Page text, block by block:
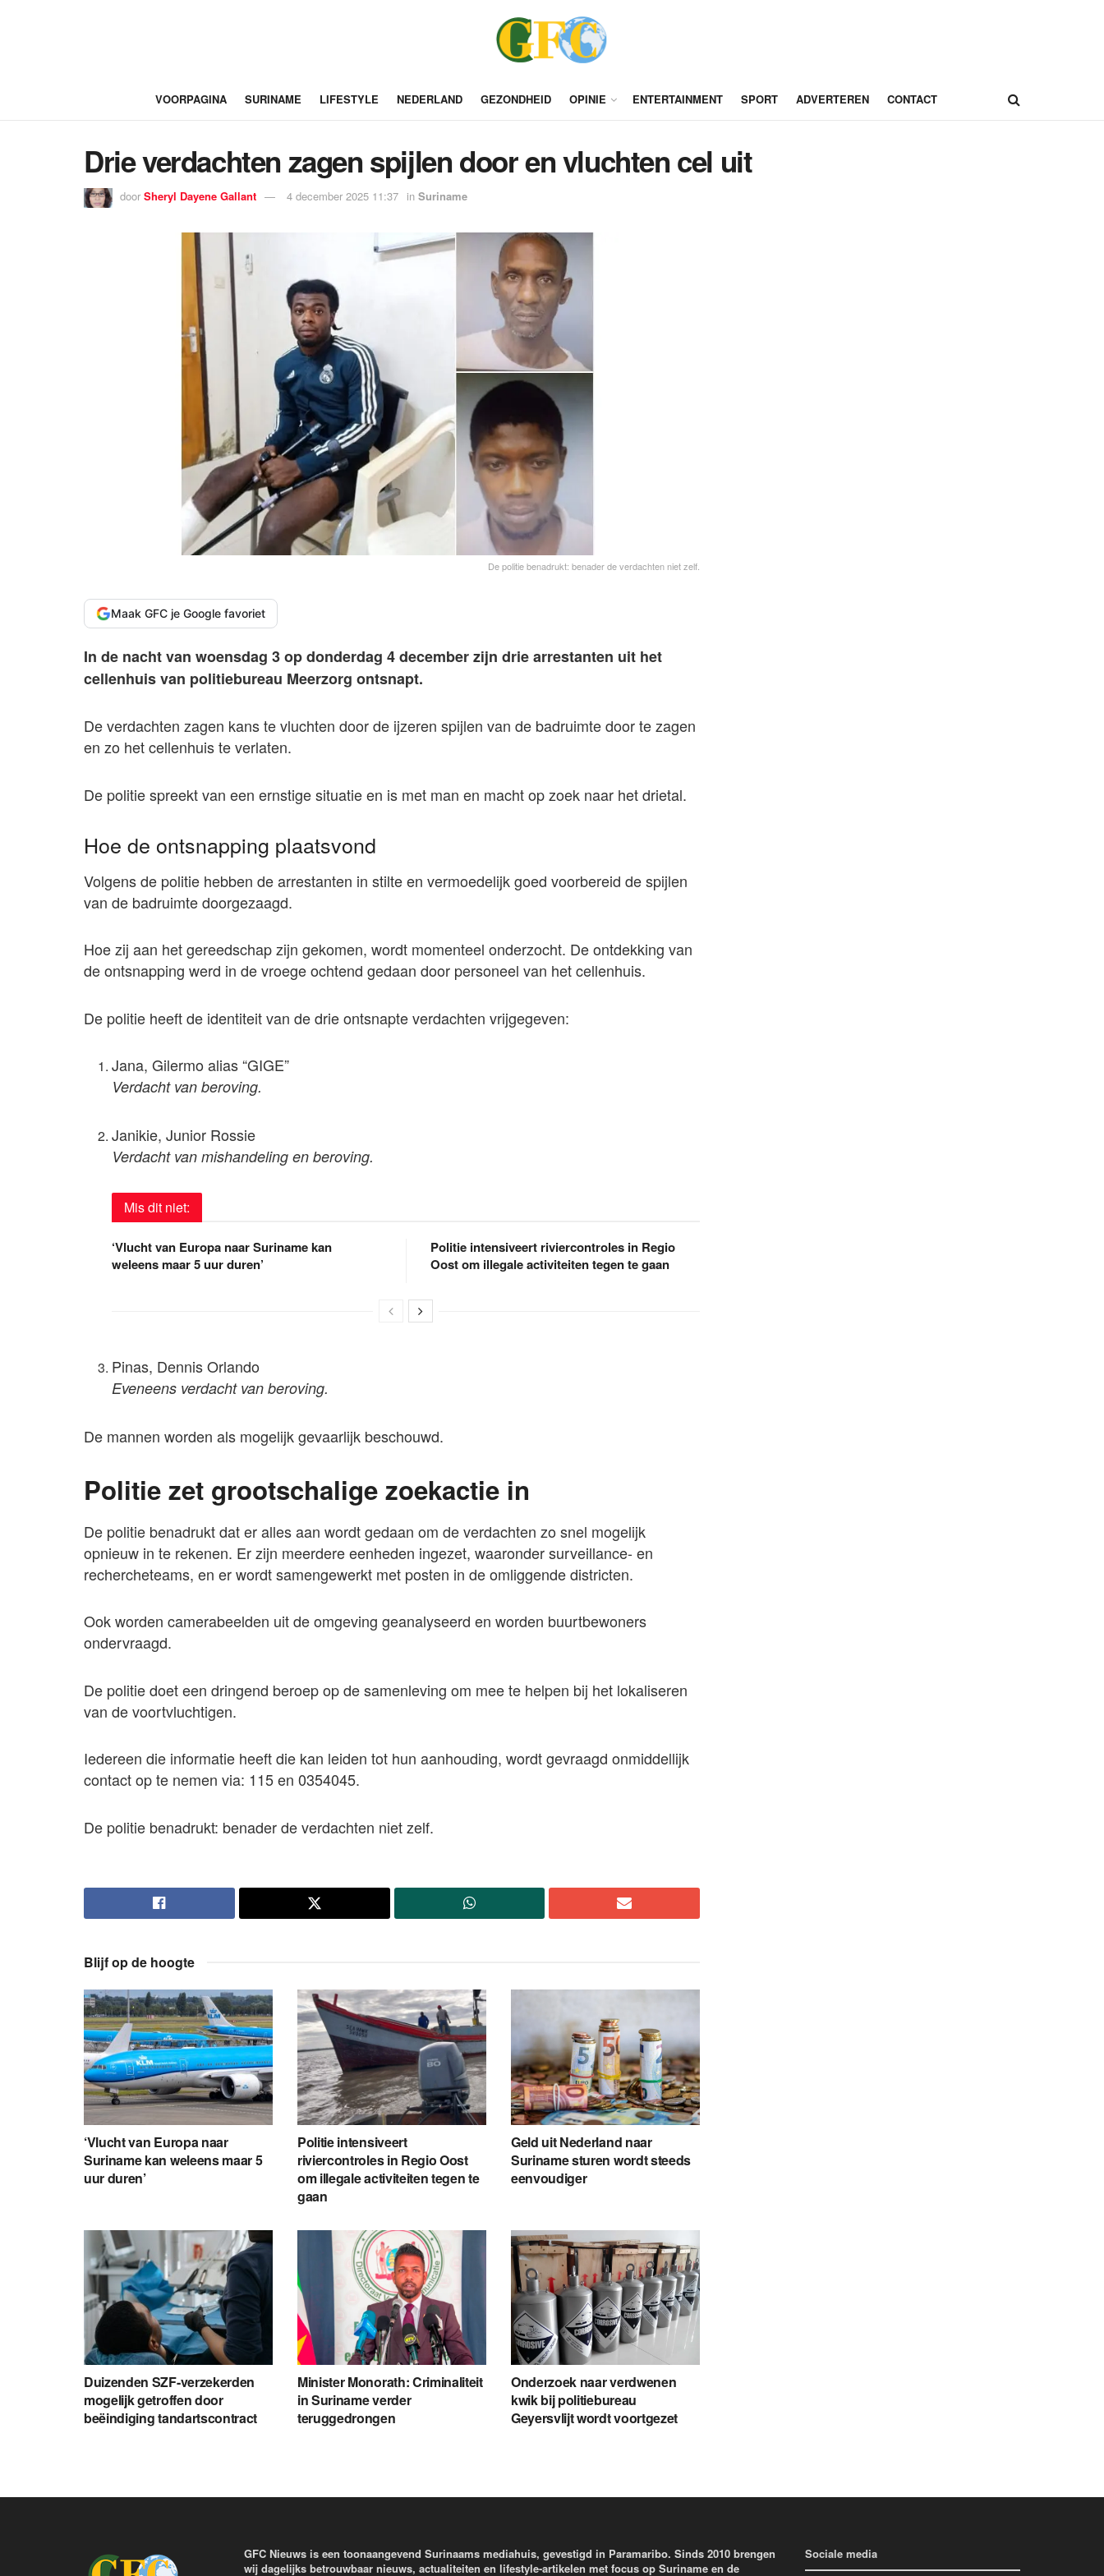
VOORPAGINA SURINAME LIFESTYLE NEDERLAND GEZONDHEID OPINIE ENTERTAINMENT SPORT ADVERTEREN CONTACT
Drie verdachten zagen spijlen door en vluchten cel uit
door Sheryl Dayene Gallant 4 december 2025 11:37 in Suriname
De politie benadrukt: benader de verdachten niet zelf.
Maak GFC je Google favoriet
In de nacht van woensdag 3 op donderdag 4 december zijn drie arrestanten uit het
cellenhuis van politiebureau Meerzorg ontsnapt.
De verdachten zagen kans te vluchten door de ijzeren spijlen van de badruimte door te zagen
en zo het cellenhuis te verlaten.
De politie spreekt van een ernstige situatie en is met man en macht op zoek naar het drietal.
Hoe de ontsnapping plaatsvond
Volgens de politie hebben de arrestanten in stilte en vermoedelijk goed voorbereid de spijlen
van de badruimte doorgezaagd.
Hoe zij aan het gereedschap zijn gekomen, wordt momenteel onderzocht. De ontdekking van
de ontsnapping werd in de vroege ochtend gedaan door personeel van het cellenhuis.
De politie heeft de identiteit van de drie ontsnapte verdachten vrijgegeven:
Jana, Gilermo alias “GIGE”
Verdacht van beroving.
Janikie, Junior Rossie
Verdacht van mishandeling en beroving.
Mis dit niet:
‘Vlucht van Europa naar Suriname kan
weleens maar 5 uur duren’
Politie intensiveert riviercontroles in Regio
Oost om illegale activiteiten tegen te gaan
Pinas, Dennis Orlando
Eveneens verdacht van beroving.
De mannen worden als mogelijk gevaarlijk beschouwd.
Politie zet grootschalige zoekactie in
De politie benadrukt dat er alles aan wordt gedaan om de verdachten zo snel mogelijk
opnieuw in te rekenen. Er zijn meerdere eenheden ingezet, waaronder surveillance- en
rechercheteams, en er wordt samengewerkt met posten in de omliggende districten.
Ook worden camerabeelden uit de omgeving geanalyseerd en worden buurtbewoners
ondervraagd.
De politie doet een dringend beroep op de samenleving om mee te helpen bij het lokaliseren
van de voortvluchtigen.
Iedereen die informatie heeft die kan leiden tot hun aanhouding, wordt gevraagd onmiddellijk
contact op te nemen via: 115 en 0354045.
De politie benadrukt: benader de verdachten niet zelf.
Blijf op de hoogte
‘Vlucht van Europa naar
Suriname kan weleens maar 5
uur duren’
Politie intensiveert
riviercontroles in Regio Oost
om illegale activiteiten tegen te
gaan
Geld uit Nederland naar
Suriname sturen wordt steeds
eenvoudiger
Duizenden SZF-verzekerden
mogelijk getroffen door
beëindiging tandartscontract
Minister Monorath: Criminaliteit
in Suriname verder
teruggedrongen
Onderzoek naar verdwenen
kwik bij politiebureau
Geyersvlijt wordt voortgezet
GFC Nieuws is een toonaangevend Surinaams mediahuis, gevestigd in Paramaribo. Sinds 2010 brengen
wij dagelijks betrouwbaar nieuws, actualiteiten en lifestyle-artikelen met focus op Suriname en de
Sociale media